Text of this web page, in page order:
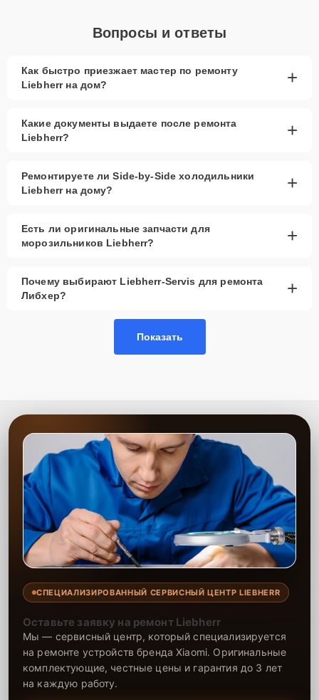
Вопросы и ответы
Как быстро приезжает мастер по ремонту
Liebherr на дом?
+
Какие документы выдаете после ремонта
Liebherr?
+
Ремонтируете ли Side-by-Side холодильники
Liebherr на дому?
+
Есть ли оригинальные запчасти для
морозильников Liebherr?
+
Почему выбирают Liebherr-Servis для ремонта
Либхер?
+
Показать
СПЕЦИАЛИЗИРОВАННЫЙ СЕРВИСНЫЙ ЦЕНТР LIEBHERR
Оставьте заявку на ремонт Liebherr
Мы — сервисный центр, который специализируется
на ремонте устройств бренда Xiaomi. Оригинальные
комплектующие, честные цены и гарантия до 3 лет
на каждую работу.